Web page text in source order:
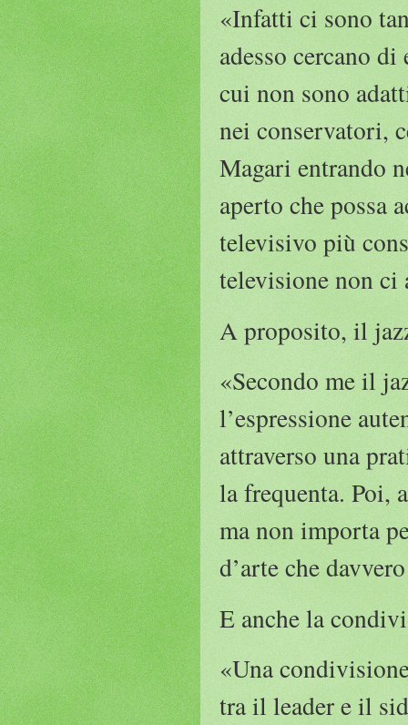
«Infatti ci sono
adesso cercano
cui non sono
nei conservatori,
Magari entrando
aperto che possa
televisivo più
televisione non ci
A proposito, il
«Secondo me il
l’espressione
attraverso una
la frequenta. Poi,
ma non importa
d’arte che
E anche la
«Una
tra il leader e il